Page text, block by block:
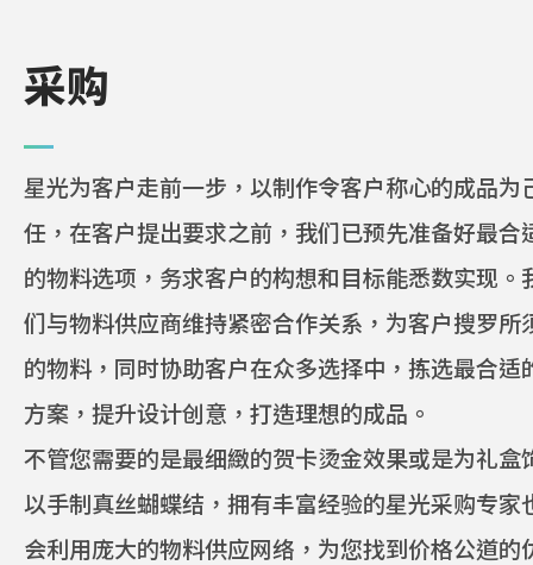
采购
星光为客户走前一步，以制作令客户称心的成品为
任，在客户提出要求之前，我们已预先准备好最合
的物料选项，务求客户的构想和目标能悉数实现。
们与物料供应商维持紧密合作关系，为客户搜罗所
的物料，同时协助客户在众多选择中，拣选最合适
方案，提升设计创意，打造理想的成品。
不管您需要的是最细緻的贺卡烫金效果或是为礼盒
以手制真丝蝴蝶结，拥有丰富经验的星光采购专家
会利用庞大的物料供应网络，为您找到价格公道的
解决方案
设计方案
色彩管理
行业资讯
投资者